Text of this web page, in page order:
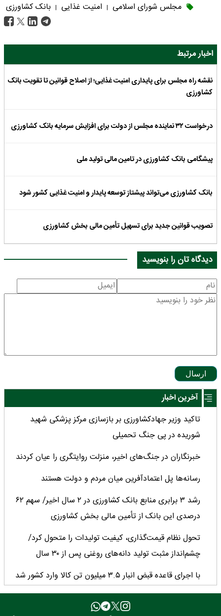
مجلس شورای اسلامی | امنیت غذایی | بانک کشاورزی
اخبار مرتبط
نقشه راه مجلس برای پایداری امنیت غذایی؛ از اصلاح قوانین تا تقویت بانک
کشاورزی
درخواست ۳۲ نماینده مجلس از دولت برای افزایش سرمایه بانک کشاورزی
پیشگامی بانک کشاورزی در تامین مالی تولید ملی
بانک کشاورزی می‌تواند پیشتاز توسعه پایدار و امنیت غذایی کشور شود
تصویب قوانین جدید برای تسهیل تأمین مالی بخش کشاورزی
دیدگاه تان را بنویسید
ارسال
آخرین اخبار
تاکید وزیر جهادکشاورزی بر بازسازی مرکز پزشکی شهید
شوریده در پی جنگ تحمیلی
خبرنگاران در جنگ‌های اخیر، منزلت روایتگری را عیان کردند
رسانه‌ها پل اعتمادآفرین میان مردم و دولت هستند
رشد ۳ برابری منابع بانک کشاورزی در ۲ سال اخیر/ سهم ۶۲
درصدی این بانک از تأمین مالی بخش کشاورزی
تحول نظام قیمت‌گذاری، کیفیت تولیدات را متحول کرد/
چشم‌انداز مثبت تولید دانه‌های روغنی پس از ۳۰ سال
با اجرای قاعده قبض انبار ۳.۵ میلیون تن کالا وارد کشور شد
میانگین عملکرد غلات ایران ۲.۷ تن در هکتار؛ فاصله معنادار با